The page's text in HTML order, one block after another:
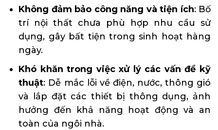
Không đảm bảo công năng và tiện ích: Bố
trí nội thất chưa phù hợp nhu cầu sử
dụng, gây bất tiện trong sinh hoạt hàng
ngày.
Khó khăn trong việc xử lý các vấn đề kỹ
thuật: Dễ mắc lỗi về điện, nước, thông gió
và lắp đặt các thiết bị thông dụng, ảnh
hưởng đến khả năng hoạt động và an
toàn của ngôi nhà.